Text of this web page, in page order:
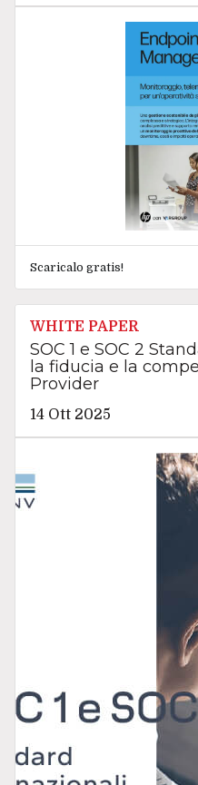
Scaricalo gratis!
WHITE PAPER
SOC 1 e SOC 2
la fiducia e la
Provider
14 Ott 2025